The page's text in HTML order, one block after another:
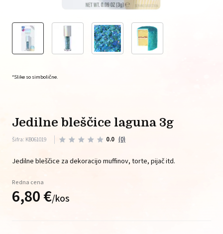
*Slike so simbolične.
jedilne bleščice laguna 3g
Šifra: KB061019 0.0 (0)
Jedilne bleščice za dekoracijo muffinov, torte, pijač itd.
Redna cena
6,80€/kos